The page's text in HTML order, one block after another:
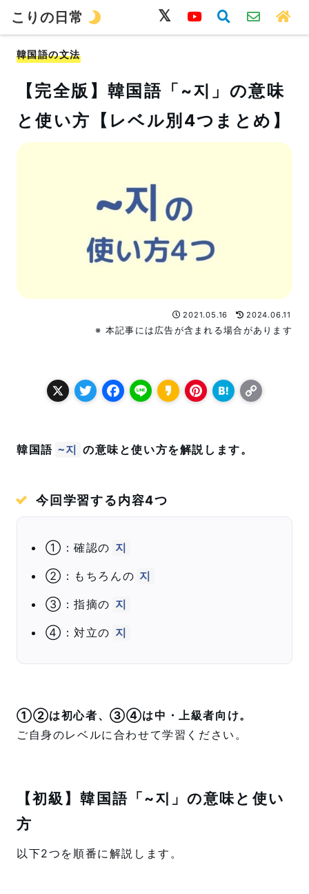
韓国語 旅行 留学 ワーホリ 生活
韓国語の文法
【完全版】韓国語「~지」の意味
と使い方【レベル別4つまとめ】
2021.05.16 2024.06.11
※ 本記事には広告が含まれる場合があります
X T
it
t
r
F
c
e
o
L
n
e
K
k
a
P
n
t
H
e
韓国語 ~지 の意味と使い方を解説します。
今回学習する内容4つ
①：確認の 지
②：もちろんの 지
③：指摘の 지
④：対立の 지
①②は初心者、③④は中・上級者向け。
ご自身のレベルに合わせて学習ください。
【初級】韓国語「~지」の意味と使い
方
以下2つを順番に解説します。
こりの日常